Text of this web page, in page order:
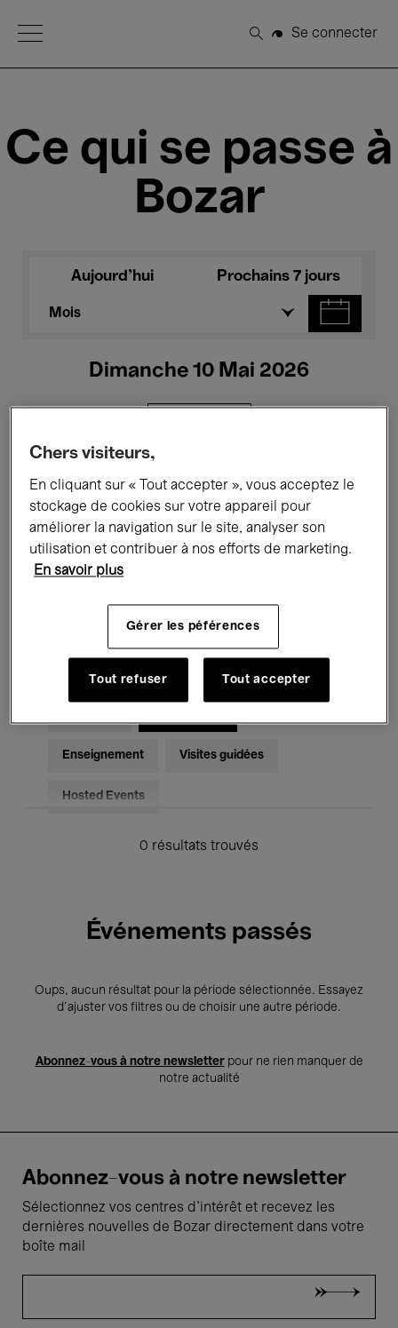
Open Menu
Rechercher
Se connecter
Ce qui se passe à
Bozar
Aujourd'hui Prochains 7 jours
Mois
Dimanche 10 Mai 2026
Tous les événements Concerts
Expositions Performances
Rencontres & Débats
Musique classique Global Music
Enseignement Visites guidées
Hosted Events
0 résultats trouvés
Événements passés
Oups, aucun résultat pour la période sélectionnée. Essayez
d’ajuster vos filtres ou de choisir une autre période.
Abonnez-vous à notre newsletterpour ne rien manquer de
notre actualité
Abonnez-vous à notre newsletter
Sélectionnez vos centres d'intérêt et recevez les
dernières nouvelles de Bozar directement dans votre
boîte mail
Chers visiteurs,
En cliquant sur « Tout accepter », vous acceptez le
stockage de cookies sur votre appareil pour
améliorer la navigation sur le site, analyser son
utilisation et contribuer à nos efforts de marketing.
En savoir plus
Gérer les péférences
Tout refuser Tout accepter